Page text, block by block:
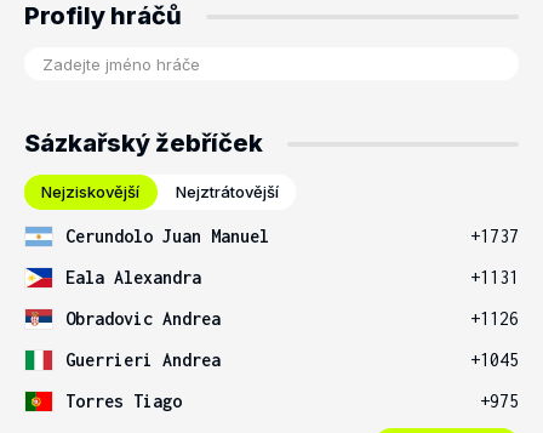
Profily hráčů
Sázkařský žebříček
Nejziskovější Nejztrátovější
Cerundolo Juan Manuel
+1737
Eala Alexandra
+1131
Obradovic Andrea
+1126
Guerrieri Andrea
+1045
Torres Tiago
+975